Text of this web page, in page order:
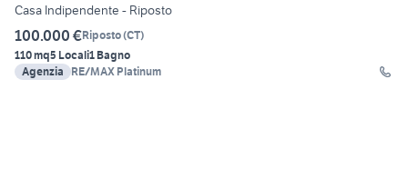
Casa Indipendente - Riposto
100.000 €Riposto(CT)
110 mq5 Locali1 Bagno
Agenzia
RE/MAX Platinum